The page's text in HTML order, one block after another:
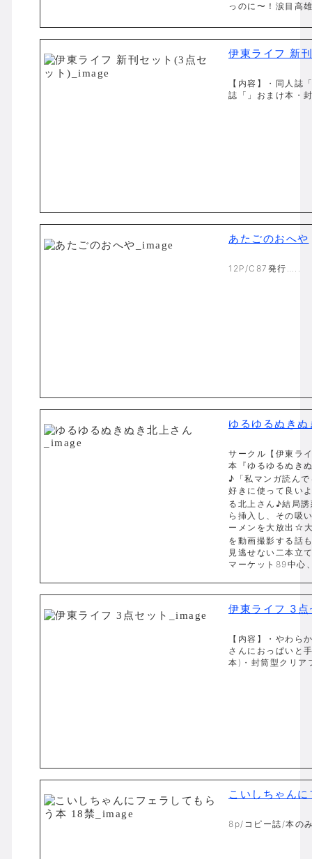
っのに〜！涙目高
伊東ライフ 新
【内容】・同人誌
誌「」おまけ本・
あたごのおへや
12P/C87発行…..
ゆるゆるぬき
サークル【伊東ラ
本『ゆるゆるぬき
♪「私マンガ読ん
好きに使って良い
る北上さん♪結局
ら挿入し、その吸
ーメンを大放出☆
を動画撮影する話
見逃せない二本立
マーケット89中心
伊東ライフ 3点
【内容】・やわ
さんにおっぱいと
本)・封筒型クリ
こいしちゃん
8p/コピー誌/本の